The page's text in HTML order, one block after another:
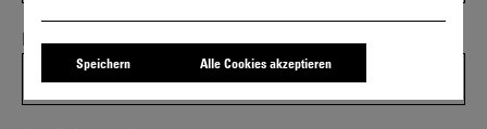
Ihre E-Mail-Adresse*
Speichern Alle Cookies akzeptieren